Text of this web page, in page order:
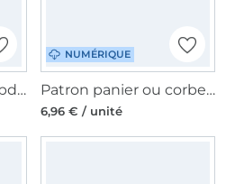
Patron robe femme pdf Tulipa Erbsünde, en allemand
NUMÉRIQUE
Patron panier ou corbeille pour chiens et chats pdf Sissi Erbsünde, en allemand
6,96 € / unité